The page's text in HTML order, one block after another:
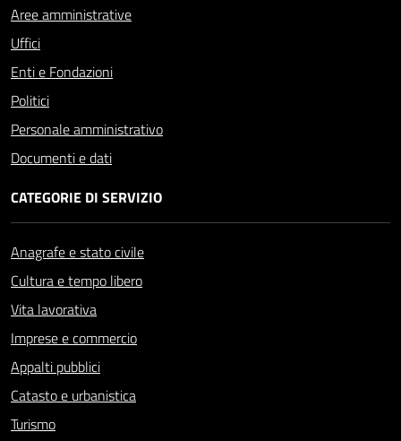
Aree amministrative
Uffici
Enti e Fondazioni
Politici
Personale amministrativo
Documenti e dati
CATEGORIE DI SERVIZIO
Anagrafe e stato civile
Cultura e tempo libero
Vita lavorativa
Imprese e commercio
Appalti pubblici
Catasto e urbanistica
Turismo